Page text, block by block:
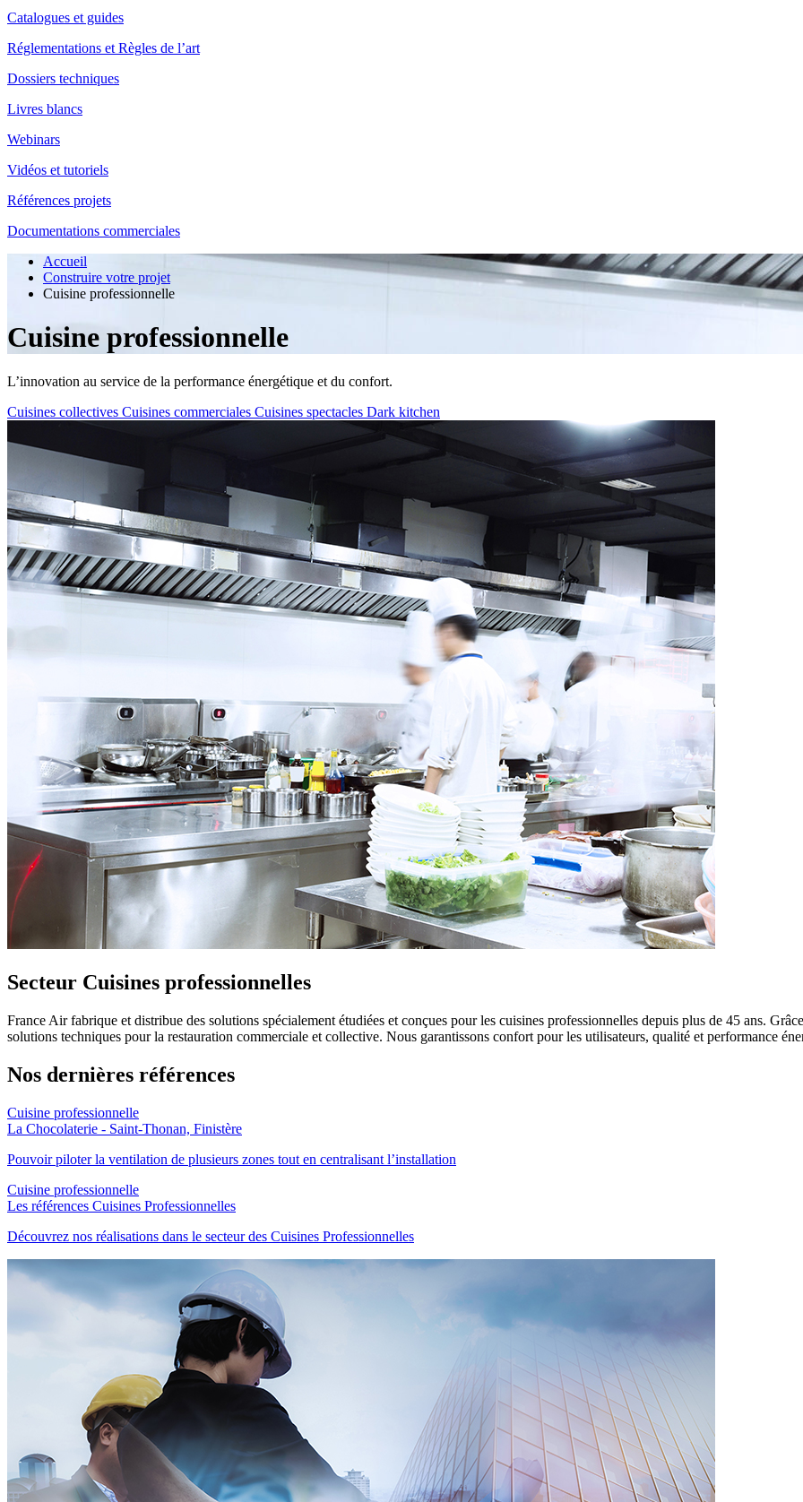
Catalogues et guides
Réglementations et Règles de l’art
Dossiers techniques
Livres blancs
Webinars
Vidéos et tutoriels
Références projets
Documentations commerciales
Accueil
Construire votre projet
Cuisine professionnelle
Cuisine professionnelle
L’innovation au service de la performance énergétique et du confort.
Cuisines collectives Cuisines commerciales Cuisines spectacles Dark kitchen
Secteur Cuisines professionnelles
France Air fabrique et distribue des solutions spécialement étudiées et conçues pour les cuisines professionnelles depuis plus de 45 ans.
solutions techniques pour la restauration commerciale et collective. Nous garantissons confort pour les utilisateurs, qualité et performance
Nos dernières références
Cuisine professionnelle
La Chocolaterie - Saint-Thonan, Finistère
Pouvoir piloter la ventilation de plusieurs zones tout en centralisant l’installation
Cuisine professionnelle
Les références Cuisines Professionnelles
Découvrez nos réalisations dans le secteur des Cuisines Professionnelles